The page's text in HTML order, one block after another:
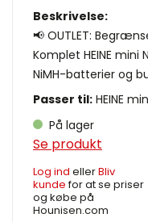
Beskrivelse:
📢 OUTLET:
Komplet HEINE
NiMH-batterier og
Passer til: HEINE
På lager
Se produkt
Log ind ellerBliv
kundefor at se priser
og købe på
Hounisen.com